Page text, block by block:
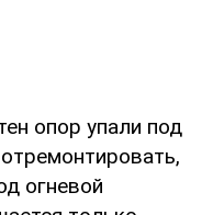
опор упали под
огневой